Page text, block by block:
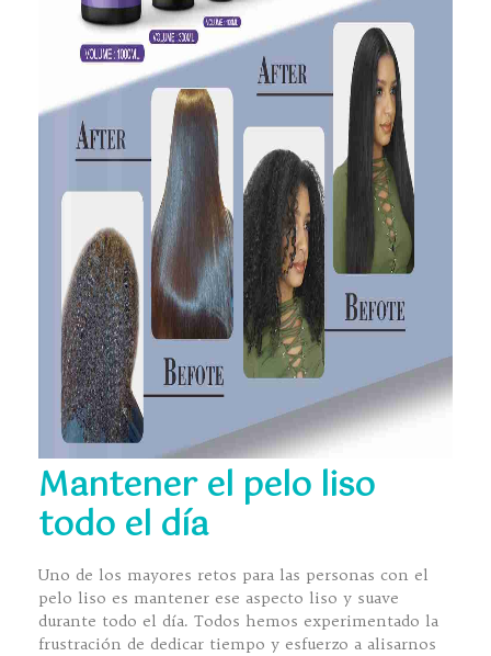
Mantener el pelo liso
todo el día
Uno de los mayores retos para las personas con el
pelo liso es mantener ese aspecto liso y suave
durante todo el día. Todos hemos experimentado la
frustración de dedicar tiempo y esfuerzo a alisarnos